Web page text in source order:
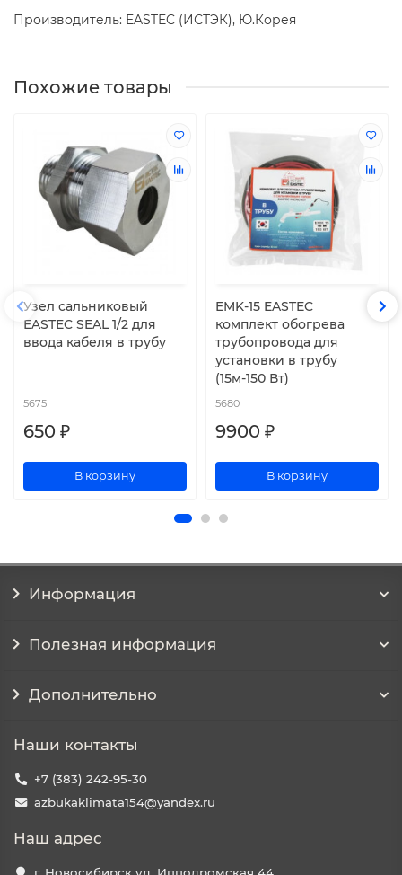
Производитель: EASTEC (ИСТЭК), Ю.Корея
Похожие товары
Узел сальниковый
EASTEC SEAL 1/2 для
ввода кабеля в трубу
5675
650 ₽
В корзину
EMK-15 EASTEC
комплект обогрева
трубопровода для
установки в трубу
(15м-150 Вт)
5680
9900 ₽
В корзину
Информация
Полезная информация
Дополнительно
Наши контакты
+7 (383) 242-95-30
azbukaklimata154@yandex.ru
Наш адрес